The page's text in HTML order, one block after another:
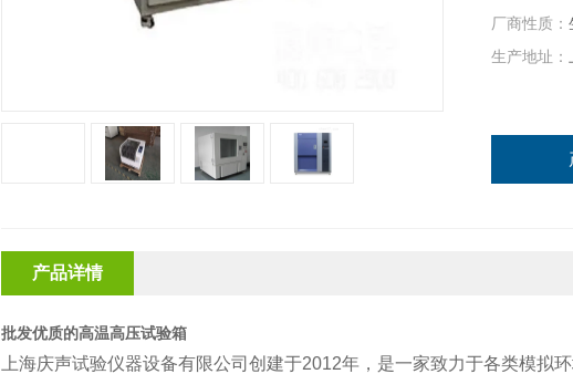
厂商性质：
生产地址：
产品详情
批发优质的高温高压试验箱
上海庆声试验仪器设备有限公司创建于2012年，是一家致力于各类模拟